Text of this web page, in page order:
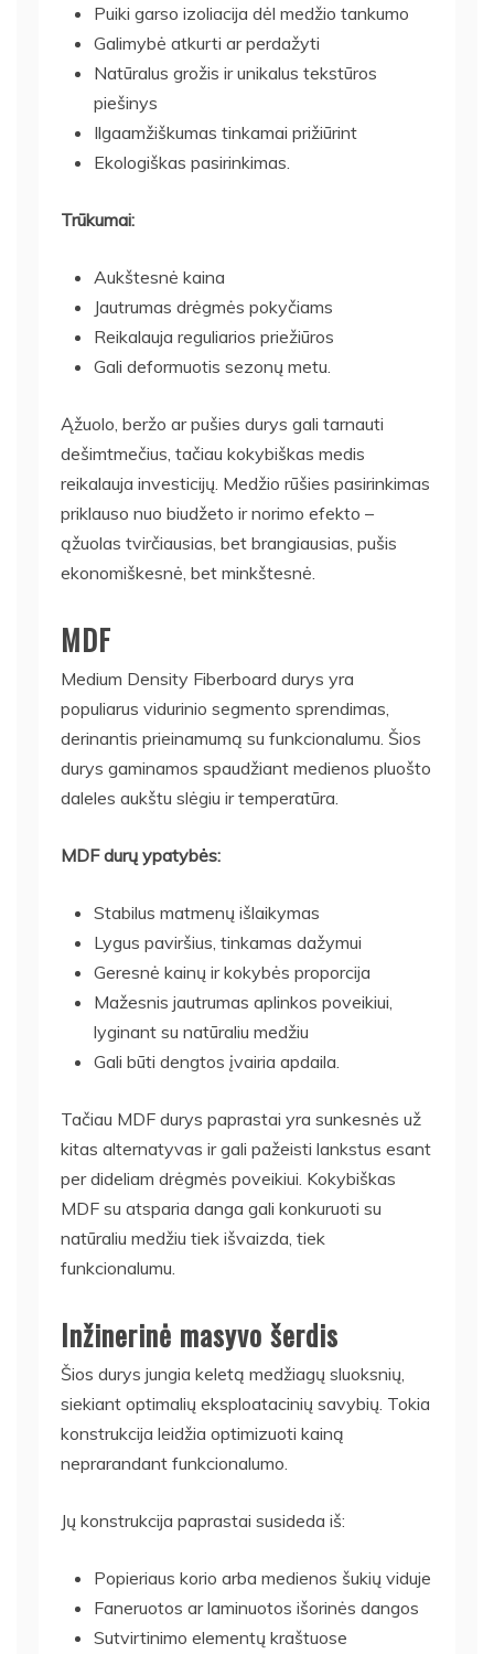
Puiki garso izoliacija dėl medžio tankumo
Galimybė atkurti ar perdažyti
Natūralus grožis ir unikalus tekstūros
piešinys
Ilgaamžiškumas tinkamai prižiūrint
Ekologiškas pasirinkimas.
Trūkumai:
Aukštesnė kaina
Jautrumas drėgmės pokyčiams
Reikalauja reguliarios priežiūros
Gali deformuotis sezonų metu.
Ąžuolo, beržo ar pušies durys gali tarnauti
dešimtmečius, tačiau kokybiškas medis
reikalauja investicijų. Medžio rūšies pasirinkimas
priklauso nuo biudžeto ir norimo efekto –
ąžuolas tvirčiausias, bet brangiausias, pušis
ekonomiškesnė, bet minkštesnė.
MDF
Medium Density Fiberboard durys yra
populiarus vidurinio segmento sprendimas,
derinantis prieinamumą su funkcionalumu. Šios
durys gaminamos spaudžiant medienos pluošto
daleles aukštu slėgiu ir temperatūra.
MDF durų ypatybės:
Stabilus matmenų išlaikymas
Lygus paviršius, tinkamas dažymui
Geresnė kainų ir kokybės proporcija
Mažesnis jautrumas aplinkos poveikiui,
lyginant su natūraliu medžiu
Gali būti dengtos įvairia apdaila.
Tačiau MDF durys paprastai yra sunkesnės už
kitas alternatyvas ir gali pažeisti lankstus esant
per dideliam drėgmės poveikiui. Kokybiškas
MDF su atsparia danga gali konkuruoti su
natūraliu medžiu tiek išvaizda, tiek
funkcionalumu.
Inžinerinė masyvo šerdis
Šios durys jungia keletą medžiagų sluoksnių,
siekiant optimalių eksploatacinių savybių. Tokia
konstrukcija leidžia optimizuoti kainą
neprarandant funkcionalumo.
Jų konstrukcija paprastai susideda iš:
Popieriaus korio arba medienos šukių viduje
Faneruotos ar laminuotos išorinės dangos
Sutvirtinimo elementų kraštuose